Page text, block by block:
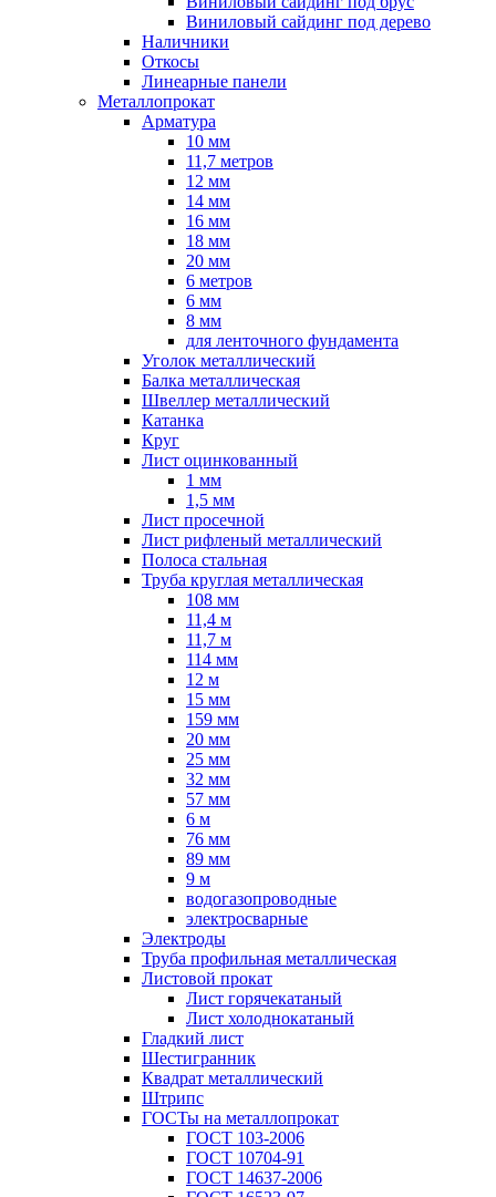
Виниловый сайдинг под дерево
Наличники
Откосы
Линеарные панели
Металлопрокат
Арматура
10 мм
11,7 метров
12 мм
14 мм
16 мм
18 мм
20 мм
6 метров
6 мм
8 мм
для ленточного фундамента
Уголок металлический
Балка металлическая
Швеллер металлический
Катанка
Круг
Лист оцинкованный
1 мм
1,5 мм
Лист просечной
Лист рифленый металлический
Полоса стальная
Труба круглая металлическая
108 мм
11,4 м
11,7 м
114 мм
12 м
15 мм
159 мм
20 мм
25 мм
32 мм
57 мм
6 м
76 мм
89 мм
9 м
водогазопроводные
электросварные
Электроды
Труба профильная металлическая
Листовой прокат
Лист горячекатаный
Лист холоднокатаный
Гладкий лист
Шестигранник
Квадрат металлический
Штрипс
ГОСТы на металлопрокат
ГОСТ 103-2006
ГОСТ 10704-91
ГОСТ 14637-2006